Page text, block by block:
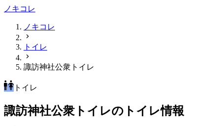
ノキコレ
ノキコレ
トイレ
諏訪神社公衆トイレ
トイレ
諏訪神社公衆トイレのトイレ情報